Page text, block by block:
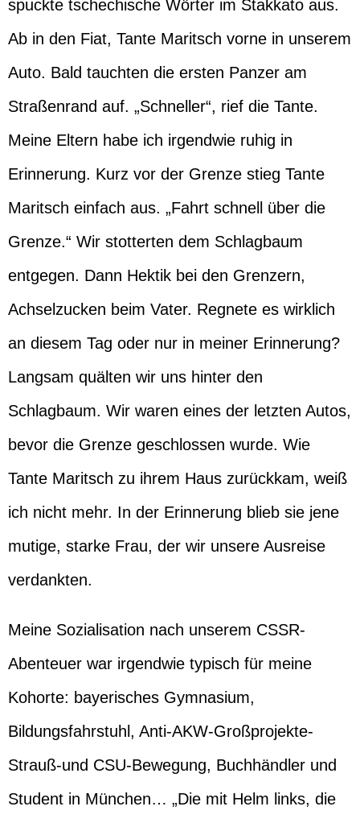
spuckte tschechische Wörter im Stakkato aus.
Ab in den Fiat, Tante Maritsch vorne in unserem
Auto. Bald tauchten die ersten Panzer am
Straßenrand auf. „Schneller“, rief die Tante.
Meine Eltern habe ich irgendwie ruhig in
Erinnerung. Kurz vor der Grenze stieg Tante
Maritsch einfach aus. „Fahrt schnell über die
Grenze.“ Wir stotterten dem Schlagbaum
entgegen. Dann Hektik bei den Grenzern,
Achselzucken beim Vater. Regnete es wirklich
an diesem Tag oder nur in meiner Erinnerung?
Langsam quälten wir uns hinter den
Schlagbaum. Wir waren eines der letzten Autos,
bevor die Grenze geschlossen wurde. Wie
Tante Maritsch zu ihrem Haus zurückkam, weiß
ich nicht mehr. In der Erinnerung blieb sie jene
mutige, starke Frau, der wir unsere Ausreise
verdankten.
Meine Sozialisation nach unserem CSSR-
Abenteuer war irgendwie typisch für meine
Kohorte: bayerisches Gymnasium,
Bildungsfahrstuhl, Anti-AKW-Großprojekte-
Strauß-und CSU-Bewegung, Buchhändler und
Student in München… „Die mit Helm links, die